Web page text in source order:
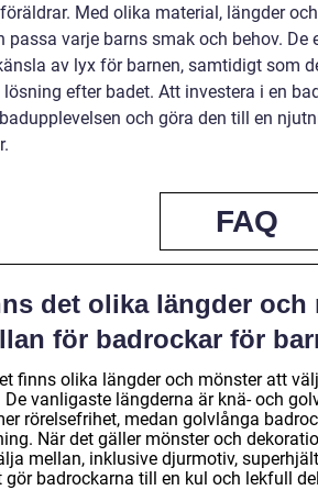
Med olika material, längder
passa varje barns smak och behov. De
av lyx för barnen, samtidigt som
efter badet. Att investera i en
och göra den till en
FAQ
det olika längder och
för badrockar för
finns olika längder och mönster att
De vanligaste längderna är knä- och
rörelsefrihet, medan golvlånga
När det gäller mönster och
mellan, inklusive djurmotiv,
gör badrockarna till en kul och lekfull